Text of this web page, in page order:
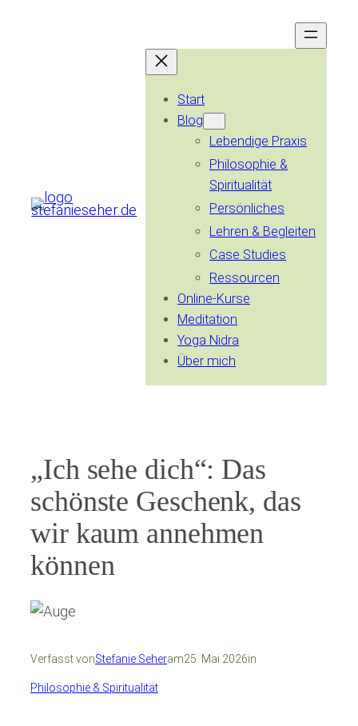
Start
Blog
Lebendige Praxis
Philosophie &
Spiritualität
Persönliches
Lehren & Begleiten
Case Studies
Ressourcen
Online-Kurse
Meditation
Yoga Nidra
Über mich
„Ich sehe dich“: Das
schönste Geschenk, das
wir kaum annehmen
können
Verfasst vonStefanie Seheram25. Mai 2026in
Philosophie & Spiritualität